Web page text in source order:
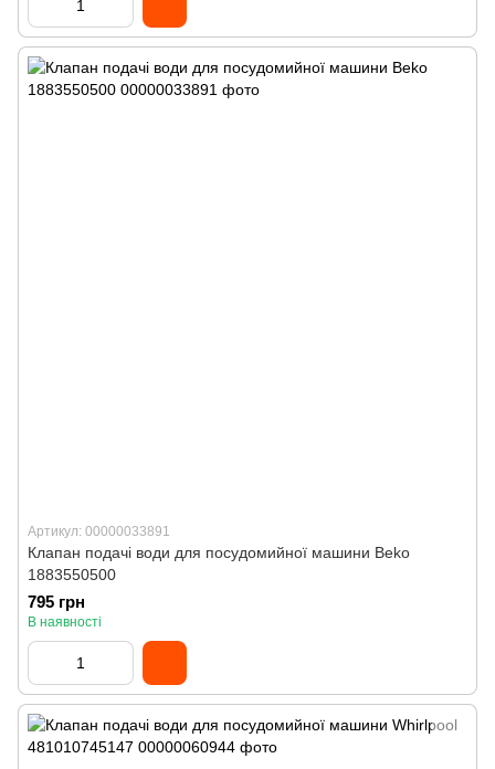
Артикул: 00000033891
Клапан подачі води для посудомийної машини Beko
1883550500
795 грн
В наявності